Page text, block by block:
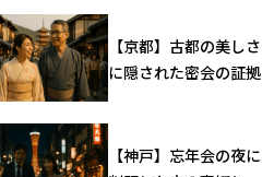
【京都】古都の美しさ
に隠された密会の証拠
【神戸】忘年会の夜に